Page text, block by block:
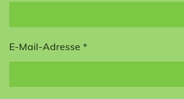
E-Mail-Adresse *